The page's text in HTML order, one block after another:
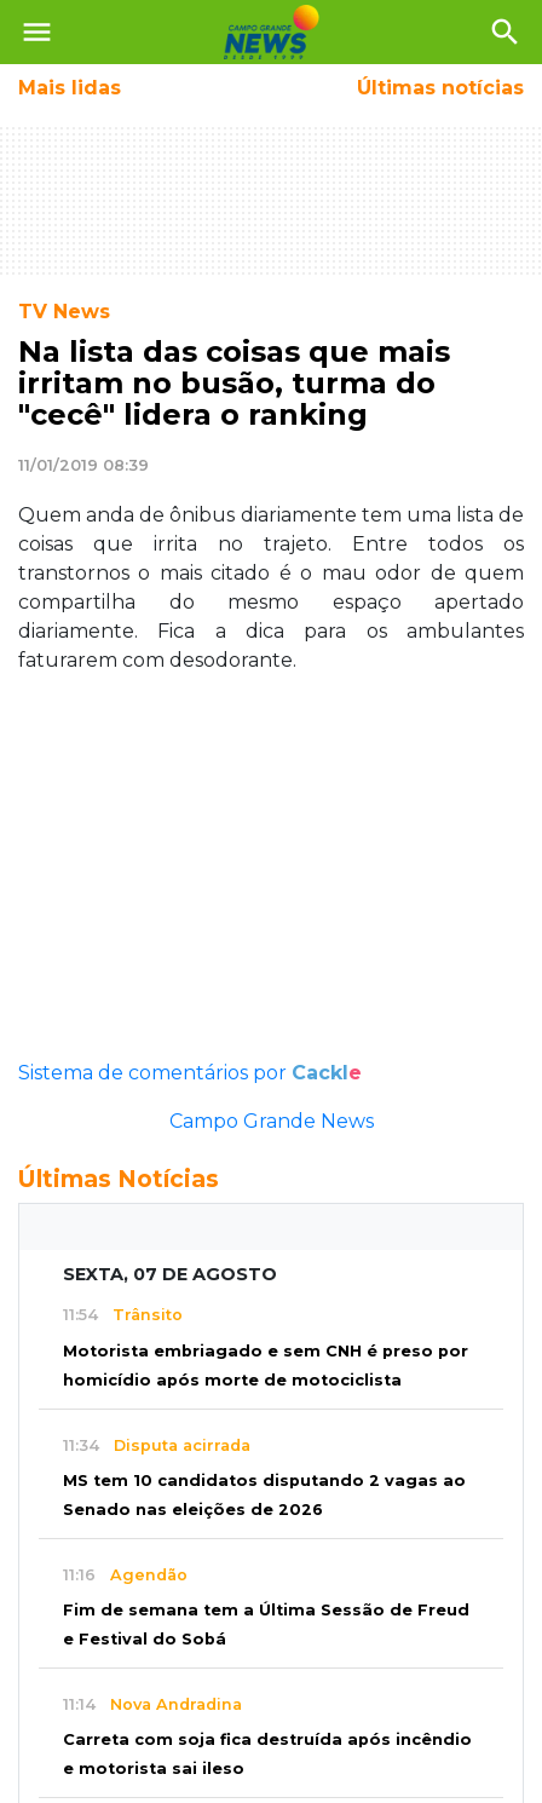
menu search
Mais lidas Últimas notícias
TV News
Na lista das coisas que mais
irritam no busão, turma do
"cecê" lidera o ranking
11/01/2019 08:39
Quem anda de ônibus diariamente tem uma lista de
coisas que irrita no trajeto. Entre todos os
transtornos o mais citado é o mau odor de quem
compartilha do mesmo espaço apertado
diariamente. Fica a dica para os ambulantes
faturarem com desodorante.
Sistema de comentários por Cackle
Campo Grande News
Últimas Notícias
SEXTA, 07 DE AGOSTO
11:54 Trânsito
Motorista embriagado e sem CNH é preso por
homicídio após morte de motociclista
11:34 Disputa acirrada
MS tem 10 candidatos disputando 2 vagas ao
Senado nas eleições de 2026
11:16 Agendão
Fim de semana tem a Última Sessão de Freud
e Festival do Sobá
11:14 Nova Andradina
Carreta com soja fica destruída após incêndio
e motorista sai ileso